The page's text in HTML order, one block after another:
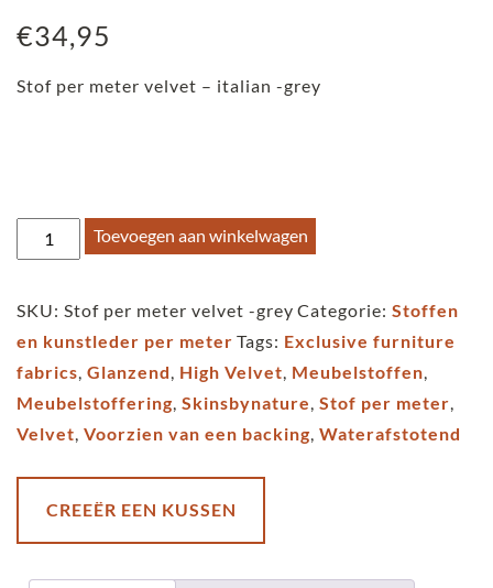
€34,95
Stof per meter velvet – italian -grey
Stof
per
velvet
-
Italian
-
grey
aantal
Toevoegen aan winkelwagen
SKU: Stof per meter velvet -grey Categorie: Stoffen
en kunstleder per meter Tags: Exclusive furniture
fabrics, Glanzend, High Velvet, Meubelstoffen,
Meubelstoffering, Skinsbynature, Stof per meter,
Velvet, Voorzien van een backing, Waterafstotend
CREEËR EEN KUSSEN